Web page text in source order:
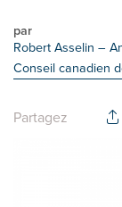
par
Robert Asselin –
Conseil canadien
Partagez